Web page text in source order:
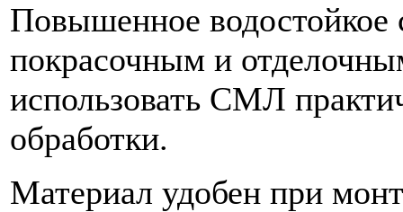
Повышенное водостойкое
покрасочным и
использовать СМЛ
обработки.
Материал удобен при